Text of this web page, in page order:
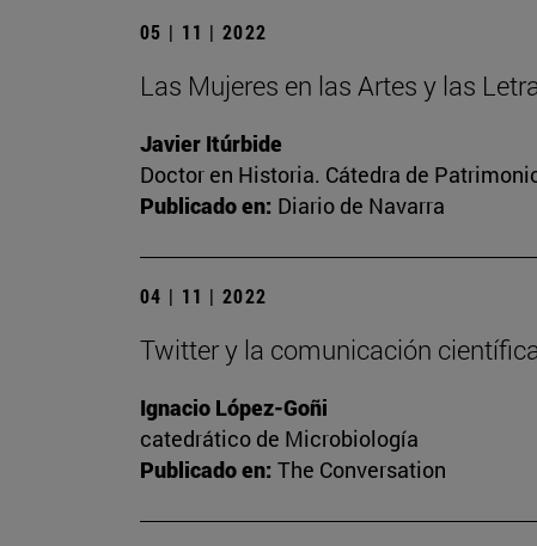
05 | 11 | 2022
Las Mujeres en las Artes y las
Javier Itúrbide
Doctor en Historia. Cátedra de
Publicado en: Diario de Navarra
04 | 11 | 2022
Twitter y la comunicación
Ignacio López-Goñi
catedrático de Microbiología
Publicado en: The Conversation